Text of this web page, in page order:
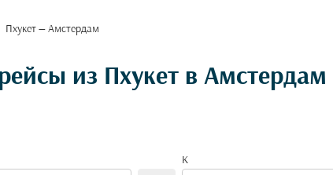
Пхукет — Амстердам
из Пхукет в Амстердам
К
с отдельными днями ниже, чтобы найти